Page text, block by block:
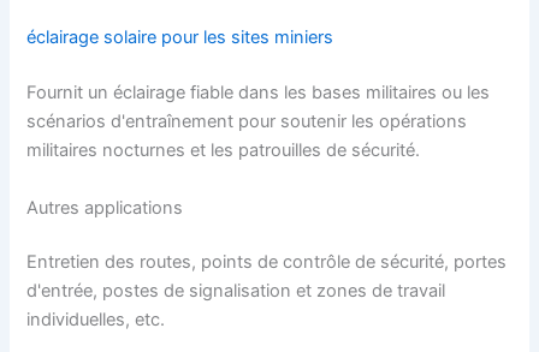
éclairage solaire pour les sites miniers
Fournit un éclairage fiable dans les bases militaires ou les
scénarios d'entraînement pour soutenir les opérations
militaires nocturnes et les patrouilles de sécurité.
Autres applications
Entretien des routes, points de contrôle de sécurité, portes
d'entrée, postes de signalisation et zones de travail
individuelles, etc.